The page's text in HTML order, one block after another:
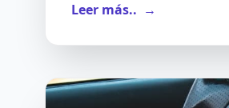
Leer más.. →